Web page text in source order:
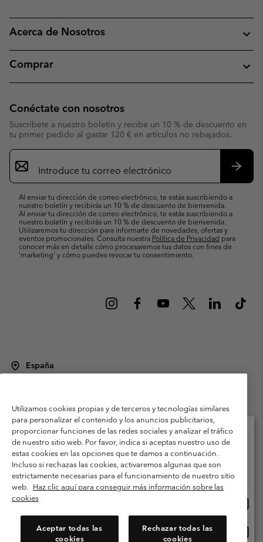
Acerca de Nosotros
Comprar
Conéctate con nosotros
Suscríbete a nuestro boletín y recibe un 10 % de descuento en
tu primer pedido al gastar 120 € en artículos no rebajados.
Suscripción
de
correo
Al enviar tu dirección de correo electrónico, te estás suscribiendo a
nuestro boletín y recibirás un 10 % de descuento de bienvenida.
Al enviar tu dirección de correo electrónico, te estás suscribiendo a
nuestro boletín y recibirás un 10 % de descuento de bienvenida.
Utilizaremos tu dirección para informarte de novedades, ofertas y
eventos promocionales. Consulta nuestra Política de Privacidad para
conocer más en detalle cómo procesaremos tus datos con fines de
’marketing’ y cómo puedes revocar tu consentimiento.
España
Condiciones de uso
Terminos de Venta
Garantía
Política de Privacidad
Términos y condiciones del programa de miembros
Términos De Uso Del Contenido Generado Por Los Usuarios
Impressum
Cookies Public CBCR
Utilizamos cookies propias y de terceros y tecnologías similares
para personalizar el contenido y los anuncios publicitarios,
proporcionar funciones de las redes sociales y analizar el tráfico
de nuestro sitio web. Por favor, indica si aceptas nuestro uso de
estas cookies en las opciones que te damos a continuación.
Incluso si rechazas las cookies, activaremos algunas que son
estrictamente necesarias para el funcionamiento de nuestro sitio
web. Haz clic aquí para conseguir más información sobre las
cookies
Aceptar todas las
cookies
Rechazar todas las
cookies
Selecciona tu país e idioma envío
Compras en línea disponibles
línea
España